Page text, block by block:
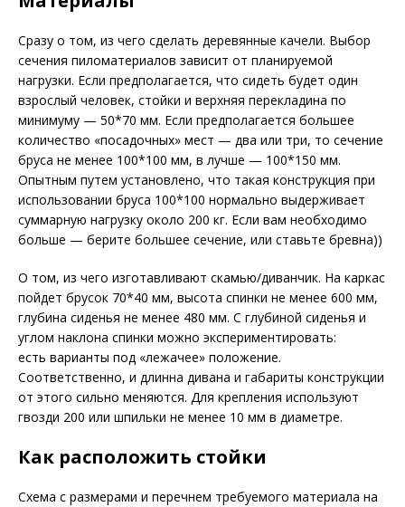
Сразу о том, из чего сделать деревянные качели. Выбор
сечения пиломатериалов зависит от планируемой
нагрузки. Если предполагается, что сидеть будет один
взрослый человек, стойки и верхняя перекладина по
минимуму — 50*70 мм. Если предполагается большее
количество «посадочных» мест — два или три, то сечение
бруса не менее 100*100 мм, в лучше — 100*150 мм.
Опытным путем установлено, что такая конструкция при
использовании бруса 100*100 нормально выдерживает
суммарную нагрузку около 200 кг. Если вам необходимо
больше — берите большее сечение, или ставьте бревна))
О том, из чего изготавливают скамью/диванчик. На каркас
пойдет брусок 70*40 мм, высота спинки не менее 600 мм,
глубина сиденья не менее 480 мм. С глубиной сиденья и
углом наклона спинки можно экспериментировать:
есть варианты под «лежачее» положение.
Соответственно, и длинна дивана и габариты конструкции
от этого сильно меняются. Для крепления используют
гвозди 200 или шпильки не менее 10 мм в диаметре.
Как расположить стойки
Схема с размерами и перечнем требуемого материала на